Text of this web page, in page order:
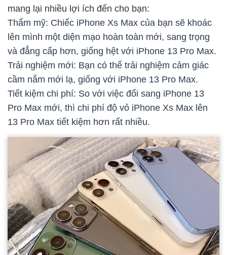
mang lại nhiều lợi ích đến cho bạn:
Thẩm mỹ: Chiếc iPhone Xs Max của bạn sẽ khoác
lên mình một diện mạo hoàn toàn mới, sang trọng
và đẳng cấp hơn, giống hệt với iPhone 13 Pro Max.
Trải nghiệm mới: Bạn có thể trải nghiệm cảm giác
cầm nắm mới lạ, giống với iPhone 13 Pro Max.
Tiết kiệm chi phí: So với việc đổi sang iPhone 13
Pro Max mới, thì chi phí độ vỏ iPhone Xs Max lên
13 Pro Max tiết kiệm hơn rất nhiều.